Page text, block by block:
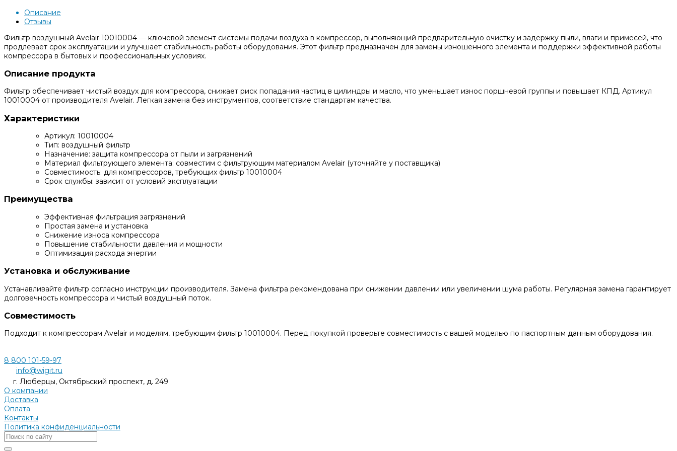
Описание
Отзывы
Фильтр воздушный Avelair 10010004 — ключевой элемент системы подачи воздуха в компрессор, выполняющий предварительную очистку и задержку пыли, влаги и примесей, что
продлевает срок эксплуатации и улучшает стабильность работы оборудования. Этот фильтр предназначен для замены изношенного элемента и поддержки эффективной работы
компрессора в бытовых и профессиональных условиях.
Описание продукта
Фильтр обеспечивает чистый воздух для компрессора, снижает риск попадания частиц в цилиндры и масло, что уменьшает износ поршневой группы и повышает КПД. Артикул
10010004 от производителя Avelair. Легкая замена без инструментов, соответствие стандартам качества.
Характеристики
Артикул: 10010004
Тип: воздушный фильтр
Назначение: защита компрессора от пыли и загрязнений
Материал фильтрующего элемента: совместим с фильтрующим материалом Avelair (уточняйте у поставщика)
Совместимость: для компрессоров, требующих фильтр 10010004
Срок службы: зависит от условий эксплуатации
Преимущества
Эффективная фильтрация загрязнений
Простая замена и установка
Снижение износа компрессора
Повышение стабильности давления и мощности
Оптимизация расхода энергии
Установка и обслуживание
Устанавливайте фильтр согласно инструкции производителя. Замена фильтра рекомендована при снижении давлении или увеличении шума работы. Регулярная замена гарантирует
долговечность компрессора и чистый воздушный поток.
Совместимость
Подходит к компрессорам Avelair и моделям, требующим фильтр 10010004. Перед покупкой проверьте совместимость с вашей моделью по паспортным данным оборудования.
8 800 101-59-97
info@wigit.ru
г. Люберцы, Октябрьский проспект, д. 249
О компании
Доставка
Оплата
Контакты
Политика конфиденциальности